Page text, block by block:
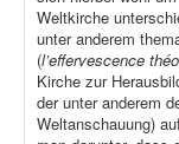
Weltkirche
unter anderem
(l’effervescence
Kirche zur
der unter anderem
Weltanschauung)